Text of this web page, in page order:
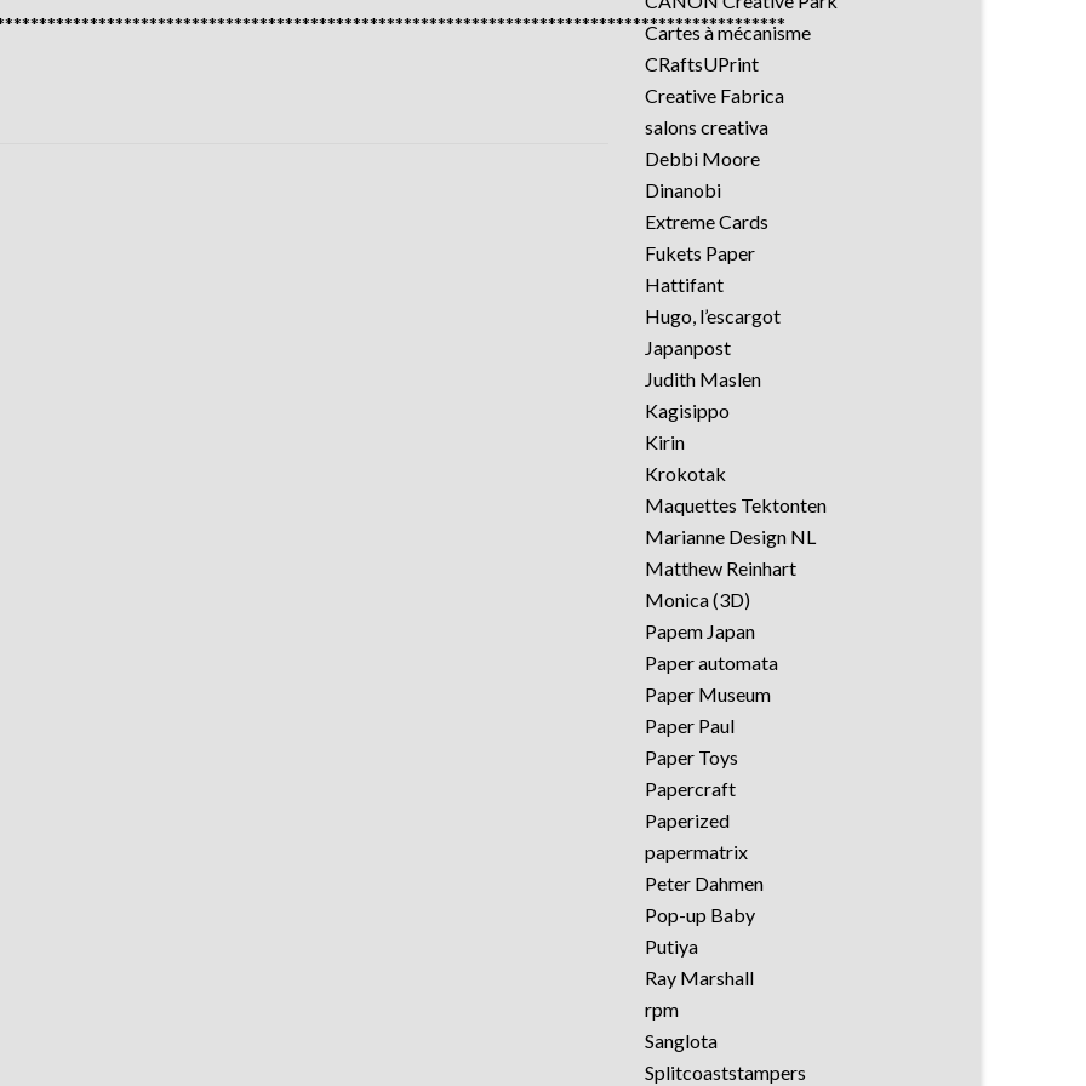
Cartes à mécanisme
CRaftsUPrint
Creative Fabrica
salons creativa
Debbi Moore
Dinanobi
Extreme Cards
Fukets Paper
Hattifant
Hugo, l’escargot
Japanpost
Judith Maslen
Kagisippo
Kirin
Krokotak
Maquettes Tektonten
Marianne Design NL
Matthew Reinhart
Monica (3D)
Papem Japan
Paper automata
Paper Museum
Paper Paul
Paper Toys
Papercraft
Paperized
papermatrix
Peter Dahmen
Pop-up Baby
Putiya
Ray Marshall
rpm
Sanglota
Splitcoaststampers